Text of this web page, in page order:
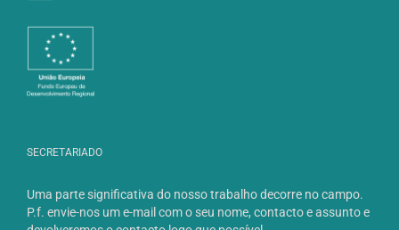
SECRETARIADO
Uma parte significativa do nosso trabalho decorre no campo.
P.f. envie-nos um e-mail com o seu nome, contacto e assunto e